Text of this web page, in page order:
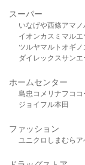
スーパー
いなげや西條アマ
イオンカスミ マルエ
ツルヤマルト オギノ
ダイレックスサンエ
ホームセンター
島忠 コメリ ナフコ
ジョイフル本田
ファッション
ユニクロ しまむら